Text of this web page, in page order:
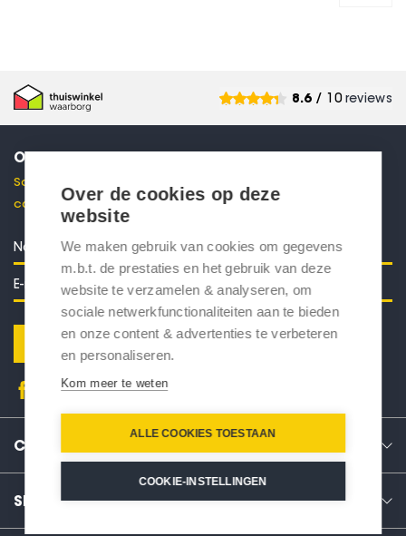
8.6/ 10 reviews
ONTVANG 10% KORTING
Schrijf je in voor onze nieuwsbrief en ontvang direct een
code voor 10% korting in je mailbox.
Verstuur
CONTACT
SERVICE
Over de cookies op deze
website
We maken gebruik van cookies om gegevens
m.b.t. de prestaties en het gebruik van deze
website te verzamelen & analyseren, om
sociale netwerkfunctionaliteiten aan te bieden
en onze content & advertenties te verbeteren
en personaliseren.
Kom meer te weten
ALLE COOKIES TOESTAAN
COOKIE-INSTELLINGEN